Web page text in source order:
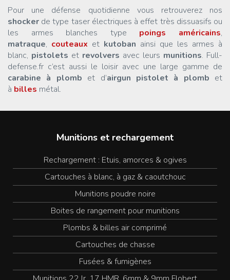
Pour une défense quotidienne vous retrouverez nos
shocker de type taser électriques à effet très dissuasifs ou
les armes blanches type poings américains,
matraque, couteaux et kutoban ainsi que les armes à
blanc, pistolets et revolvers avec leurs munitions. Full-
defense.fr c’est aussi le loisir avec une large gamme de
carabine à plomb et d’airgun pistolet à plomb et
à billes métal.
Munitions et rechargement
Rechargement : Etuis, amorces & ogives
Cartouches à blanc, à gaz & caoutchouc
Munitions poudre noire
Boites de rangement pour munitions
Plombs & billes air comprimé
Cartouches de chasse
Fusées & fumigènes